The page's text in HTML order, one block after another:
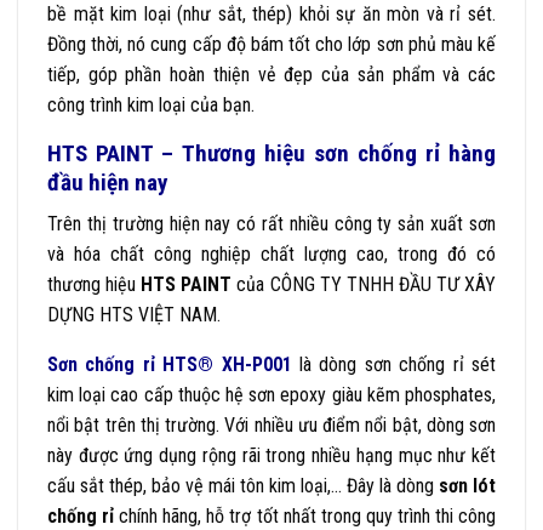
bề mặt kim loại (như sắt, thép) khỏi sự ăn mòn và rỉ sét.
Đồng thời, nó cung cấp độ bám tốt cho lớp sơn phủ màu kế
tiếp, góp phần hoàn thiện vẻ đẹp của sản phẩm và các
công trình kim loại của bạn.
HTS PAINT – Thương hiệu sơn chống rỉ hàng
đầu hiện nay
Trên thị trường hiện nay có rất nhiều công ty sản xuất sơn
và hóa chất công nghiệp chất lượng cao, trong đó có
thương hiệu HTS PAINT của CÔNG TY TNHH ĐẦU TƯ XÂY
DỰNG HTS VIỆT NAM.
Sơn chống rỉ HTS® XH-P001
là dòng sơn chống rỉ sét
kim loại cao cấp thuộc hệ sơn epoxy giàu kẽm phosphates,
nổi bật trên thị trường. Với nhiều ưu điểm nổi bật, dòng sơn
này được ứng dụng rộng rãi trong nhiều hạng mục như kết
cấu sắt thép, bảo vệ mái tôn kim loại,… Đây là dòng sơn lót
chống rỉ chính hãng, hỗ trợ tốt nhất trong quy trình thi công